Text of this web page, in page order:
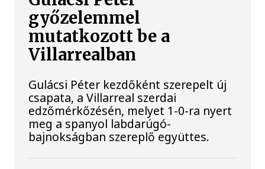
győzelemmel
mutatkozott be a
Villarrealban
Gulácsi Péter kezdőként szerepelt új
csapata, a Villarreal szerdai
edzőmérkőzésén, melyet 1-0-ra nyert
meg a spanyol labdarúgó-
bajnokságban szereplő együttes.